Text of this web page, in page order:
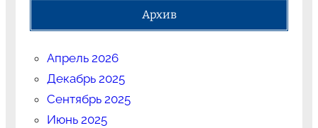
Архив
Апрель 2026
Декабрь 2025
Сентябрь 2025
Июнь 2025